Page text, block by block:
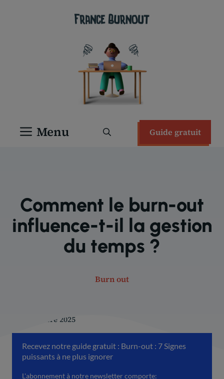
Menu Guide gratuit
Comment le burn-out
influence-t-il la gestion
du temps ?
Burn out
10 décembre 2025